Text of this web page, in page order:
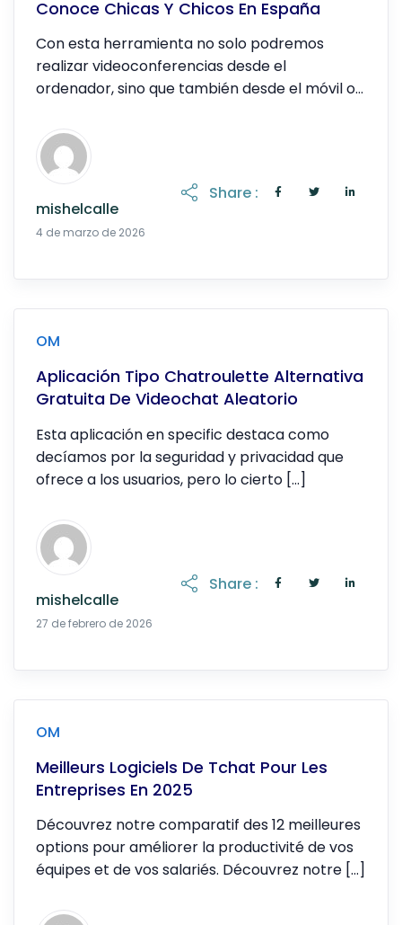
Conoce Chicas Y Chicos En España
Con esta herramienta no solo podremos
realizar videoconferencias desde el
ordenador, sino que también desde el móvil o
mishelcalle
4 de marzo de 2026
Share :
OM
Aplicación Tipo Chatroulette Alternativa
Gratuita De Videochat Aleatorio
Esta aplicación en specific destaca como
decíamos por la seguridad y privacidad que
ofrece a los usuarios, pero lo cierto […]
mishelcalle
27 de febrero de 2026
Share :
OM
Meilleurs Logiciels De Tchat Pour Les
Entreprises En 2025
Découvrez notre comparatif des 12 meilleures
options pour améliorer la productivité de vos
équipes et de vos salariés. Découvrez notre […]